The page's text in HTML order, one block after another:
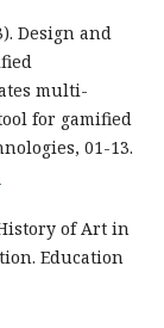
Design and
multi-
for gamified
01-13.
of Art in
Education